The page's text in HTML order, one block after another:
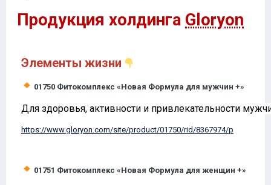
Продукция холдинга Gloryon
Элементы жизни
01750 Фитокомплекс «Новая Формула для мужчин +»
Для здоровья, активности и привлекательности
https://www.gloryon .com/site/product/01750/rid/8367974/p
01751 Фитокомплекс «Новая Формула для женщин +»